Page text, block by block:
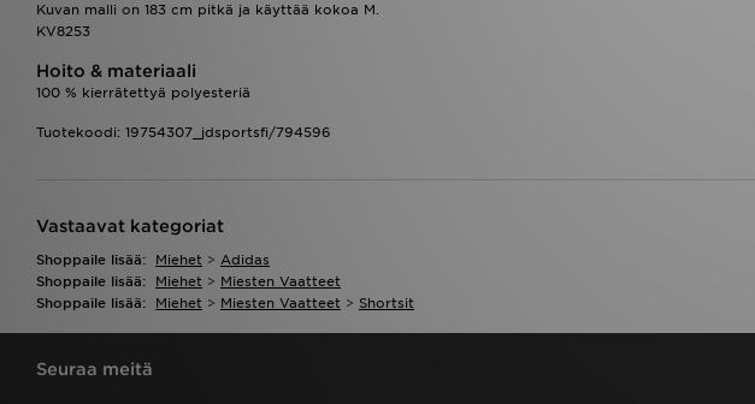
Kuvan malli on 183 cm pitkä ja käyttää kokoa M.
KV8253
Hoito & materiaali
100 % kierrätettyä polyesteriä
Tuotekoodi: 19754307_jdsportsfi/794596
Vastaavat kategoriat
Shoppaile lisää: Miehet > Adidas
Shoppaile lisää:
Miehet > Miesten Vaatteet
Shoppaile lisää:
Miehet > Miesten Vaatteet > Shortsit
Seuraa meitä